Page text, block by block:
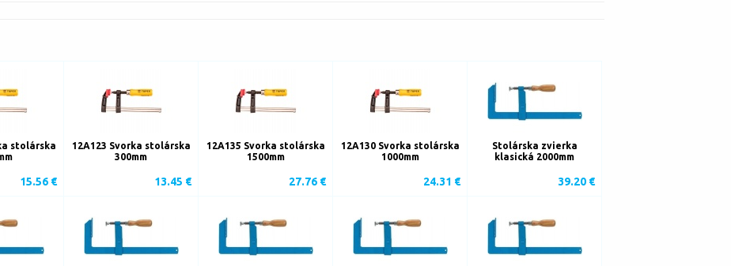
stolárska
15.56 €
12A123 Svorka stolárska
300mm
13.45 €
12A135 Svorka stolárska
1500mm
27.76 €
12A130 Svorka stolárska
1000mm
24.31 €
Stolárska zvierka
klasická 2000mm
39.20 €